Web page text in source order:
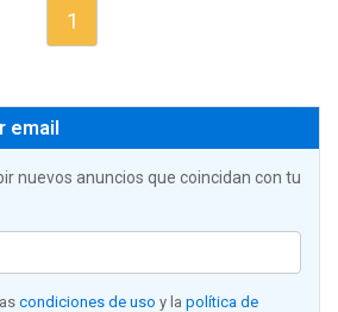
1
email
nuevos anuncios que coincidan con tu
condiciones de uso y la política de